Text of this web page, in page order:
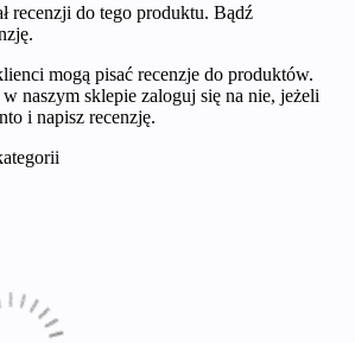
recenzji do tego produktu. Bądź
mogą pisać recenzje do produktów.
naszym sklepie zaloguj się na nie, jeżeli
i napisz recenzję.